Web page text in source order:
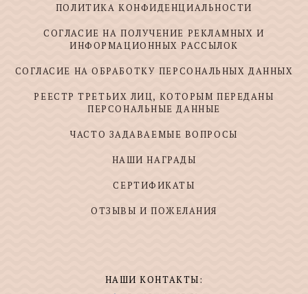
ПОЛИТИКА КОНФИДЕНЦИАЛЬНОСТИ
СОГЛАСИЕ НА ПОЛУЧЕНИЕ РЕКЛАМНЫХ И
ИНФОРМАЦИОННЫХ РАССЫЛОК
СОГЛАСИЕ НА ОБРАБОТКУ ПЕРСОНАЛЬНЫХ ДАННЫХ
РЕЕСТР ТРЕТЬИХ ЛИЦ, КОТОРЫМ ПЕРЕДАНЫ
ПЕРСОНАЛЬНЫЕ ДАННЫЕ
ЧАСТО ЗАДАВАЕМЫЕ ВОПРОСЫ
НАШИ НАГРАДЫ
СЕРТИФИКАТЫ
ОТЗЫВЫ И ПОЖЕЛАНИЯ
НАШИ КОНТАКТЫ: